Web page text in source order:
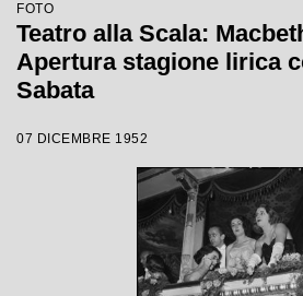
FOTO
Teatro alla Scala:
Apertura stagione lirica
Sabata
07 DICEMBRE 1952